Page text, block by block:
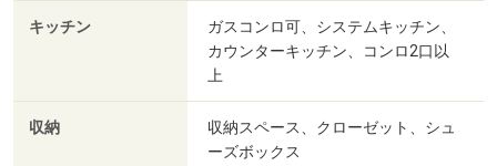
キッチン
ガスコンロ可、システムキッチン、
カウンターキッチン、コンロ2口以
上
収納
収納スペース、クローゼット、シュ
ーズボックス